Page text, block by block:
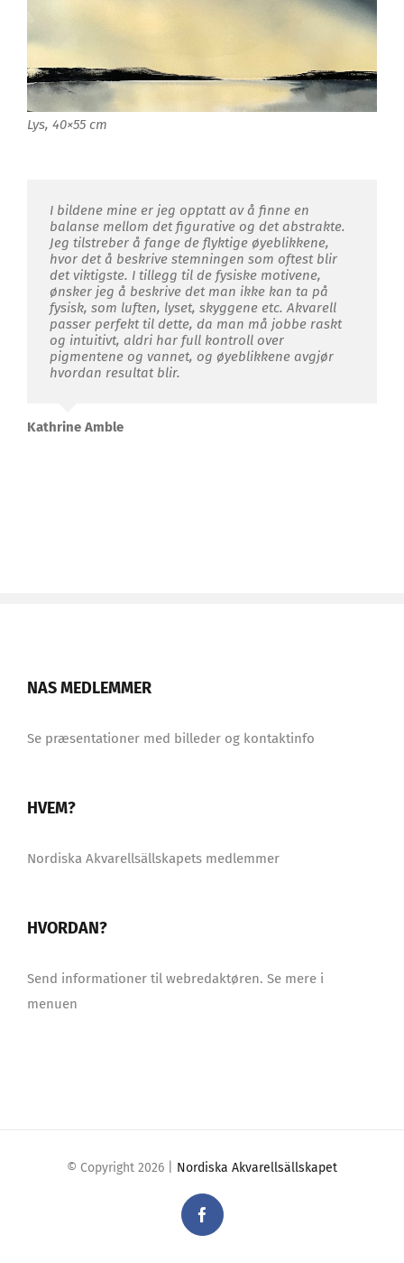
Lys, 40×55 cm
I bildene mine er jeg opptatt av å finne en
balanse mellom det figurative og det abstrakte.
Jeg tilstreber å fange de flyktige øyeblikkene,
hvor det å beskrive stemningen som oftest blir
det viktigste. I tillegg til de fysiske motivene,
ønsker jeg å beskrive det man ikke kan ta på
fysisk, som luften, lyset, skyggene etc. Akvarell
passer perfekt til dette, da man må jobbe raskt
og intuitivt, aldri har full kontroll over
pigmentene og vannet, og øyeblikkene avgjør
hvordan resultat blir.
Kathrine Amble
NAS MEDLEMMER
Se præsentationer med billeder og kontaktinfo
HVEM?
Nordiska Akvarellsällskapets medlemmer
HVORDAN?
Send informationer til webredaktøren. Se mere i
menuen
© Copyright 2026 | Nordiska Akvarellsällskapet
Facebook